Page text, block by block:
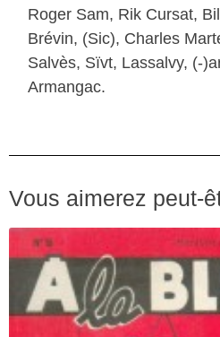
Roger Sam, Rik Cursat,
Brévin, (Sic), Charles
Salvès, Sïvt, Lassalvy, (-
Armangac.
Vous aimerez peut-